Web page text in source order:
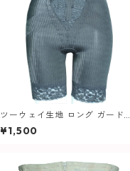
ツーウェイ生地 ロング ガードル
515 レディース
¥1,500